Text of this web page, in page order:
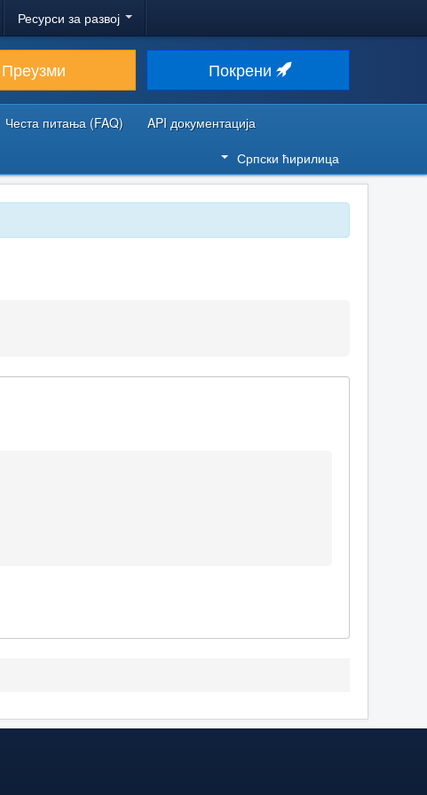
Ресурси за развој
Преузми Покрени
Честа питања (FAQ)
API документација
Српски ћирилица